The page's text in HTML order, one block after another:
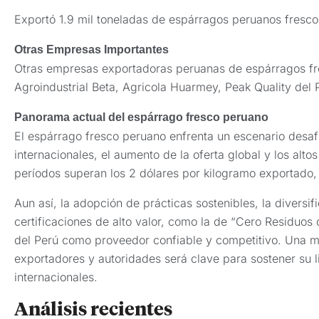
Exportó 1.9 mil toneladas de espárragos peruanos
Otras Empresas Importantes
Otras empresas exportadoras peruanas de espárragos
Agroindustrial Beta, Agricola Huarmey, Peak Quality
Panorama actual del espárrago fresco peruano
El espárrago fresco peruano enfrenta un escenario
internacionales, el aumento de la oferta global y los
períodos superan los 2 dólares por kilogramo
Aun así, la adopción de prácticas sostenibles, la
certificaciones de alto valor, como la de “Cero
del Perú como proveedor confiable y competitivo. Una
exportadores y autoridades será clave para sostener
internacionales.
Análisis recientes